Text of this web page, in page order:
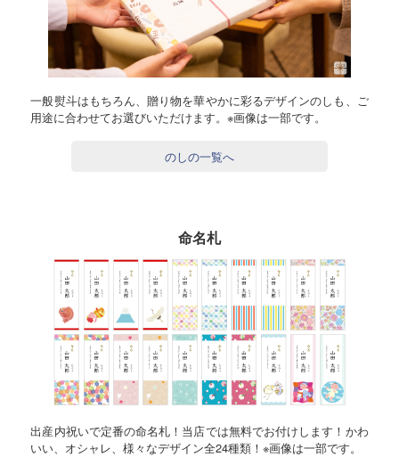
一般熨斗はもちろん、贈り物を華やかに彩るデザインのしも、ご
用途に合わせてお選びいただけます。※画像は一部です。
のしの一覧へ
命名札
出産内祝いで定番の命名札！当店では無料でお付けします！かわ
いい、オシャレ、様々なデザイン全24種類！※画像は一部です。